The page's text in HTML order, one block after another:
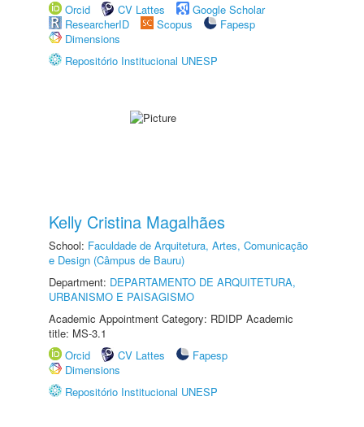
Orcid
CV Lattes
Google Scholar
ResearcherID
Scopus
Fapesp
Dimensions
Repositório Institucional UNESP
Kelly Cristina Magalhães
School: Faculdade de Arquitetura, Artes, Comunicação
e Design (Câmpus de Bauru)
Department: DEPARTAMENTO DE ARQUITETURA,
URBANISMO E PAISAGISMO
Academic Appointment Category: RDIDP Academic
title: MS-3.1
Orcid
CV Lattes
Fapesp
Dimensions
Repositório Institucional UNESP